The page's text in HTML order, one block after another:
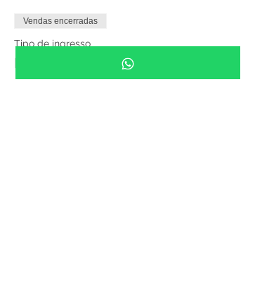
Vendas encerradas
Tipo de ingresso
ENTRADA GRATUITA - 10h às
19h